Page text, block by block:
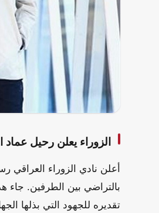
الزوراء يعلن رحيل
أعلن نادي الزوراء العراقي
بالتراضي بين الطرفين. جاء
تقديره للجهود التي بذلها